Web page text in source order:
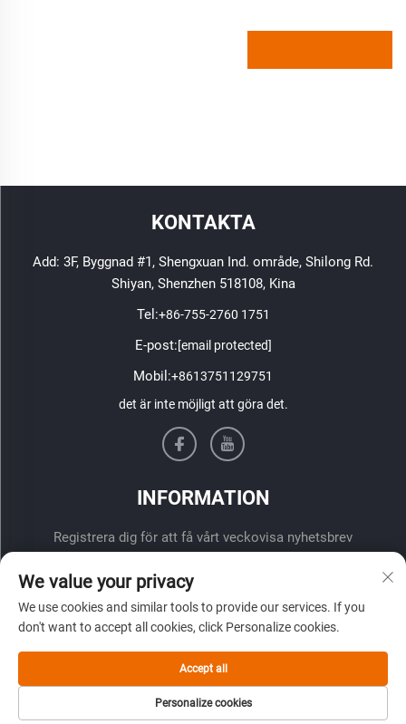
KONTAKTA
Add: 3F, Byggnad #1, Shengxuan Ind. område, Shilong Rd.
Shiyan, Shenzhen 518108, Kina
Tel:+86-755-2760 1751
E-post:[email protected]
Mobil:+8613751129751
det är inte möjligt att göra det.
INFORMATION
Registrera dig för att få vårt veckovisa nyhetsbrev
ÖVERLÄMNA
We value your privacy
We use cookies and similar tools to provide our services. If you
don't want to accept all cookies, click Personalize cookies.
Personalize cookies
Accept all